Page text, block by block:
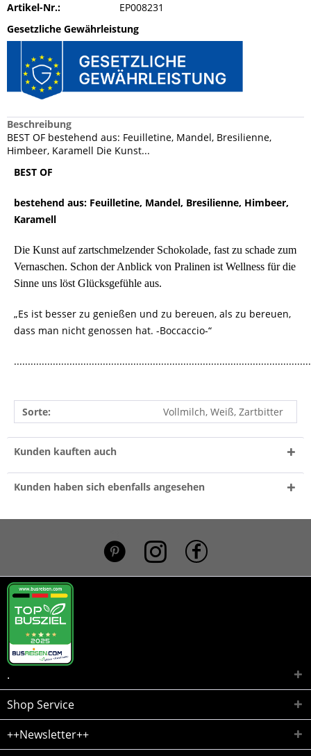
Artikel-Nr.:
EP008231
Gesetzliche Gewährleistung
Beschreibung
BEST OF bestehend aus: Feuilletine, Mandel, Bresilienne,
Himbeer, Karamell Die Kunst...
BEST OF
bestehend aus: Feuilletine, Mandel, Bresilienne, Himbeer,
Karamell
Die Kunst auf zartschmelzender Schokolade, fast zu schade zum
Vernaschen. Schon der Anblick von Pralinen ist Wellness für die
Sinne uns löst Glücksgefühle aus.
„Es ist besser zu genießen und zu bereuen, als zu bereuen,
dass man nicht genossen hat. -Boccaccio-“
Sorte: Vollmilch, Weiß, Zartbitter
Kunden kauften auch
Kunden haben sich ebenfalls angesehen
.
Shop Service
++Newsletter++